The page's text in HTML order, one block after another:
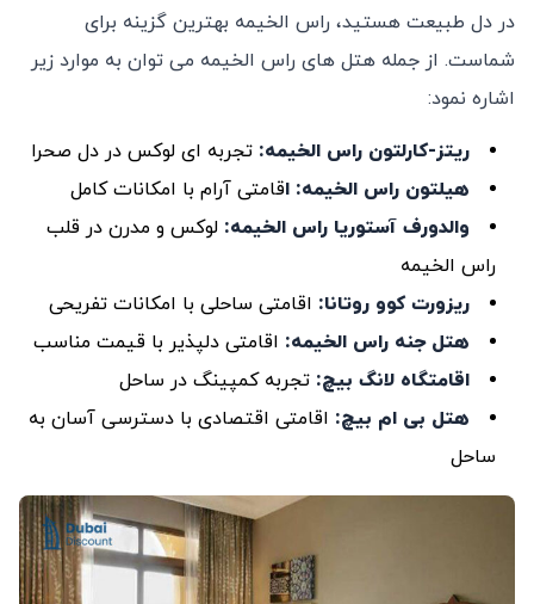
در دل طبیعت هستید، راس الخیمه بهترین گزینه برای
شماست. از جمله هتل ‌های راس الخیمه می توان به موارد زیر
اشاره نمود:
ریتز-کارلتون راس الخیمه: تجربه ‌ای لوکس در دل صحرا
هیلتون راس الخیمه: اقامتی آرام با امکانات کامل
والدورف آستوریا راس الخیمه: لوکس و مدرن در قلب
راس الخیمه
ریزورت کوو روتانا: اقامتی ساحلی با امکانات تفریحی
هتل جنه راس الخیمه: اقامتی دلپذیر با قیمت مناسب
اقامتگاه لانگ ‌بیچ: تجربه کمپینگ در ساحل
هتل بی ‌ام بیچ: اقامتی اقتصادی با دسترسی آسان به
ساحل